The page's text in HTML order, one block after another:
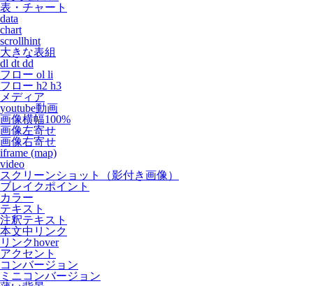
表・チャート
data
chart
scrollhint
大きな表組
dl dt dd
フロー ol li
フロー h2 h3
メディア
youtube動画
画像横幅100%
画像左寄せ
画像右寄せ
iframe (map)
video
スクリーンショット（影付き画像）
ブレイクポイント
カラー
テキスト
注釈テキスト
本文中リンク
リンクhover
アクセント
コンバージョン
ミニコンバージョン